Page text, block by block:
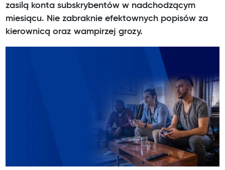
zasilą konta subskrybentów w nadchodzącym
miesiącu. Nie zabraknie efektownych popisów za
kierownicą oraz wampirzej grozy.